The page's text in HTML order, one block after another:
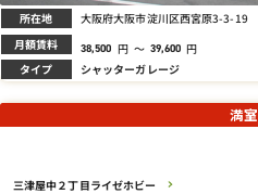
所在地 大阪府大阪市淀川区西宮原3-3-19
月額賃料 38,500 円 ～ 39,600 円
タイプ シャッターガレージ
三津屋中２丁目ライゼホビー
満室